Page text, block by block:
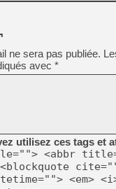
ne sera pas publiée.
avec *
utilisez ces tags et
<abbr
<em>